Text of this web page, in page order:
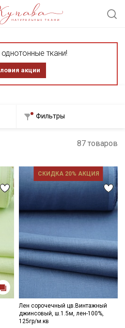
ткани!
акции
Фильтры
87 товаров
СКИДКА 20% АКЦИЯ
Лен сорочечный цв.Винтажный
джинсовый, ш.1.5м, лен-100%,
125гр/м.кв